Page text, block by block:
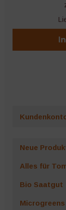
Neue
Alles für
Bio Saatgut
Microgreens